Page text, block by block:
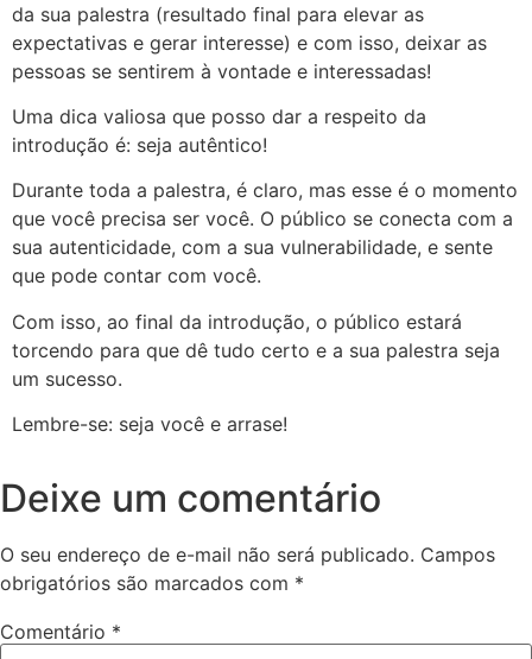
da sua palestra (resultado final para elevar as
expectativas e gerar interesse) e com isso, deixar as
pessoas se sentirem à vontade e interessadas!
Uma dica valiosa que posso dar a respeito da
introdução é: seja autêntico!
Durante toda a palestra, é claro, mas esse é o momento
que você precisa ser você. O público se conecta com a
sua autenticidade, com a sua vulnerabilidade, e sente
que pode contar com você.
Com isso, ao final da introdução, o público estará
torcendo para que dê tudo certo e a sua palestra seja
um sucesso.
Lembre-se: seja você e arrase!
Deixe um comentário
O seu endereço de e-mail não será publicado. Campos
obrigatórios são marcados com *
Comentário *